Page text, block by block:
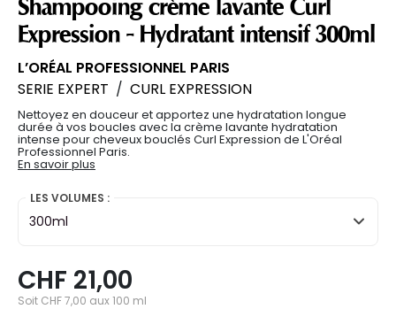
Shampooing crème lavante Curl
Expression - Hydratant intensif 300ml
L’ORÉAL PROFESSIONNEL PARIS
SERIE EXPERT / CURL EXPRESSION
Nettoyez en douceur et apportez une hydratation longue
durée à vos boucles avec la crème lavante hydratation
intense pour cheveux bouclés Curl Expression de L'Oréal
Professionnel Paris.
En savoir plus
LES VOLUMES :
300ml
CHF 21,00
Soit CHF 7,00 aux 100 ml